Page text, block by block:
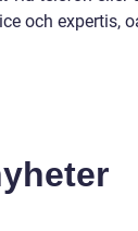
och expertis,